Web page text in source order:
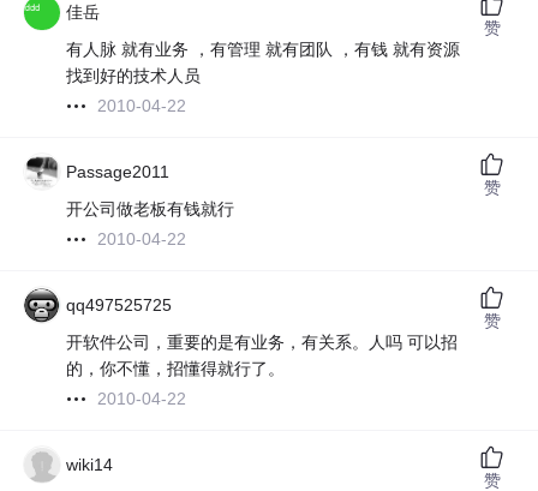
佳岳
有人脉 就有业务 ，有管理 就有团队 ，有钱 就有资源
找到好的技术人员
2010-04-22
赞
Passage2011
开公司做老板有钱就行
2010-04-22
赞
qq497525725
开软件公司，重要的是有业务，有关系。人吗 可以招
的，你不懂，招懂得就行了。
2010-04-22
赞
wiki14
赞